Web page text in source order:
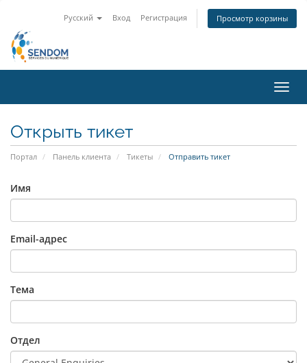
Русский Вход Регистрация Просмотр корзины
Открыть тикет
Портал Панель клиента Тикеты Отправить тикет
Имя
Email-адрес
Тема
Отдел